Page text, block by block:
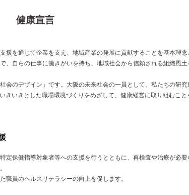
健康宣言
援を通じて企業を支え、地域産業の発展に貢献することを基本理念
、自らの仕事に働きがいを持ち、地域社会から信頼される組織風
会のデザイン」です。大阪の未来社会の一員として、私たちの研究
いきとした職場環境づくりをめざして、健康経営に取り組むこと
保健指導対象者等への支援を行うとともに、再検査や治療が必要
職員のヘルスリテラシーの向上を促します。